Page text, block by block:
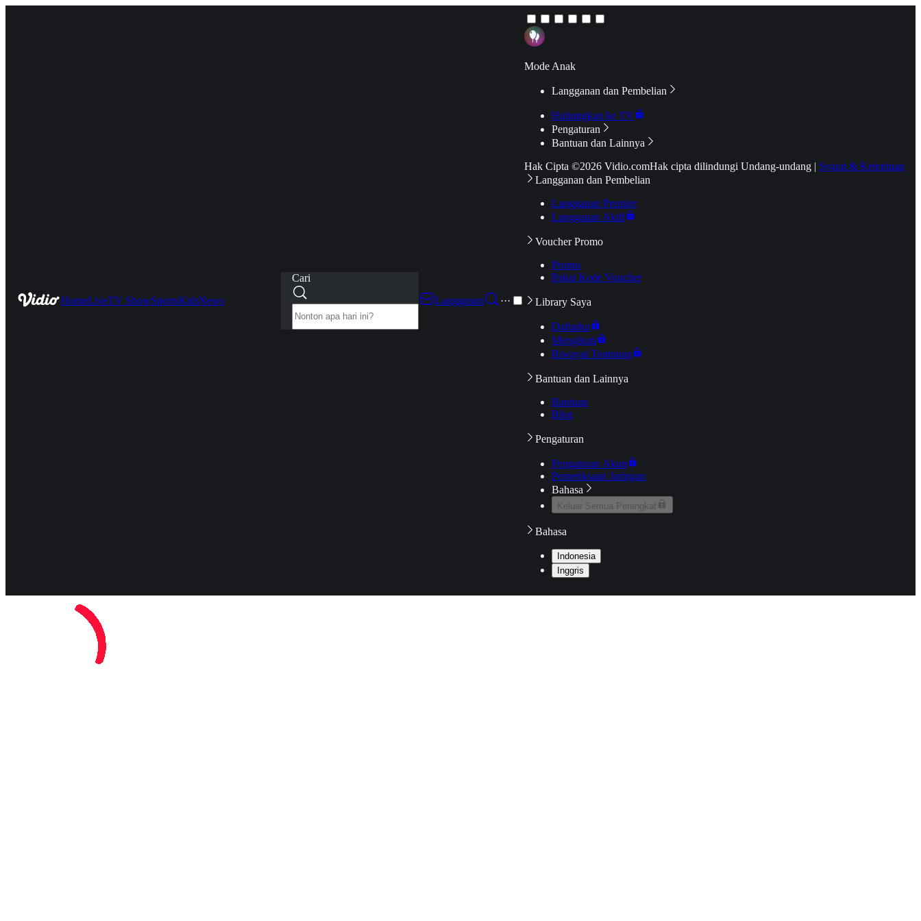
HomeLiveTV ShowSportsKidsNews
Cari
Langganan
···
Mode Anak
Langganan dan Pembelian
Hubungkan ke TV
Pengaturan
Bantuan dan Lainnya
Hak Cipta ©2026 Vidio.comHak cipta dilindungi Undang-undang | Syarat & Ketentuan
Langganan dan Pembelian
Langganan Premier
Langganan Aktif
Voucher Promo
Promo
Pakai Kode Voucher
Library Saya
Daftarku
Mengikuti
Riwayat Tontonan
Bantuan dan Lainnya
Bantuan
Blog
Pengaturan
Pengaturan Akun
Pemeriksaan Jaringan
Bahasa
Keluar Semua Perangkat
Bahasa
Indonesia
Inggris